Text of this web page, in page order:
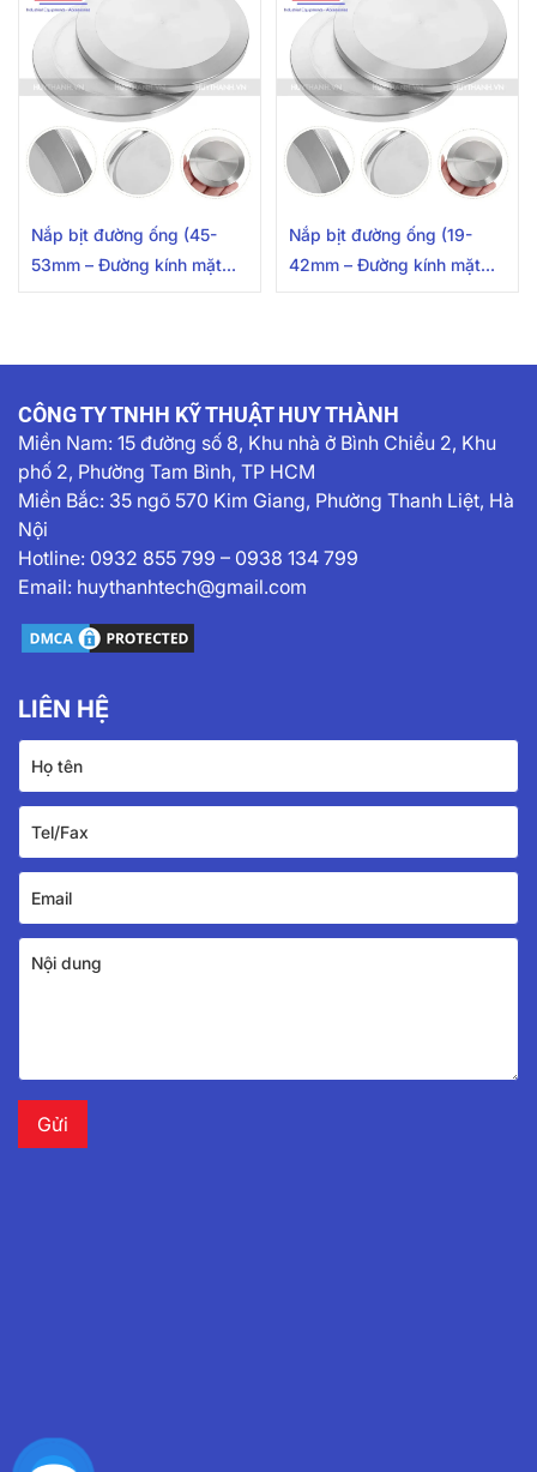
Nắp bịt đường ống (45-
53mm – Đường kính mặt
Nắp bịt đường ống (19-
42mm – Đường kính mặt
CÔNG TY TNHH KỸ THUẬT HUY THÀNH
Miền Nam: 15 đường số 8, Khu nhà ở Bình Chiểu 2, Khu
phố 2, Phường Tam Bình, TP HCM
Miền Bắc: 35 ngõ 570 Kim Giang, Phường Thanh Liệt, Hà
Nội
Hotline: 0932 855 799 – 0938 134 799
Email: huythanhtech@gmail.com
LIÊN HỆ